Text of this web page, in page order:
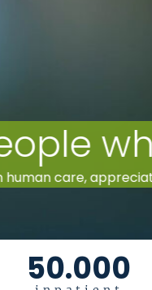
50.000